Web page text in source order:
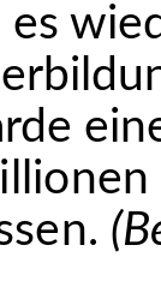
es